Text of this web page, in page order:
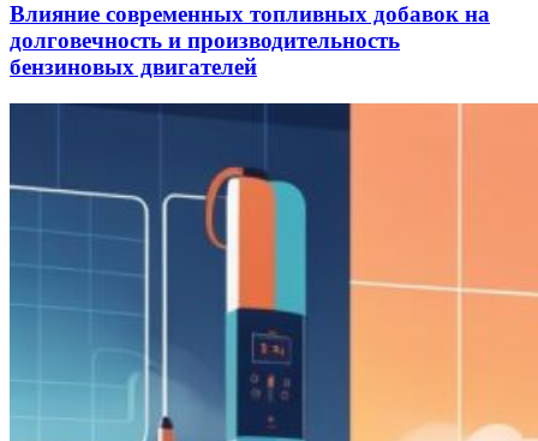
Влияние современных топливных добавок на
долговечность и производительность
бензиновых двигателей